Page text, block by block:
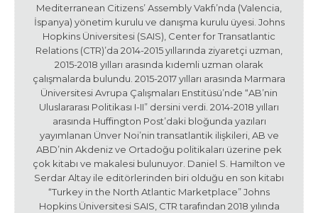
Mediterranean Citizens’ Assembly Vakfı’nda (Valencia,
İspanya) yönetim kurulu ve danışma kurulu üyesi. Johns
Hopkins Üniversitesi (SAIS), Center for Transatlantic
Relations (CTR)’da 2014-2015 yıllarında ziyaretçi uzman,
2015-2018 yılları arasında kıdemli uzman olarak
çalışmalarda bulundu. 2015-2017 yılları arasında Marmara
Üniversitesi Avrupa Çalışmaları Enstitüsü’nde “AB’nin
Uluslararası Politikası I-II” dersini verdi. 2014-2018 yılları
arasında Huffington Post’daki bloğunda yazıları
yayımlanan Ünver Noi’nin transatlantik ilişkileri, AB ve
ABD’nin Akdeniz ve Ortadoğu politikaları üzerine pek
çok kitabı ve makalesi bulunuyor. Daniel S. Hamilton ve
Serdar Altay ile editörlerinden biri olduğu en son kitabı
“Turkey in the North Atlantic Marketplace” Johns
Hopkins Üniversitesi SAIS, CTR tarafından 2018 yılında